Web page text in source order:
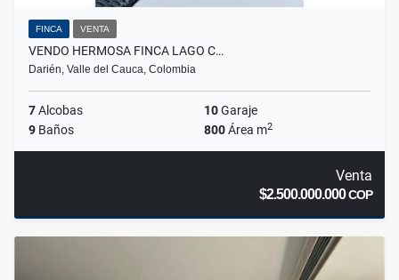
FINCA VENTA
VENDO HERMOSA FINCA LAGO C…
Darién, Valle del Cauca, Colombia
7Alcobas 10Garaje
9 Baños 800Área m2
Venta
$2.500.000.000COP